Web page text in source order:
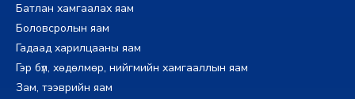
Батлан хамгаалах яам
Боловсролын яам
Гадаад харилцааны яам
Гэр бүл, хөдөлмөр, нийгмийн хамгааллын яам
Зам, тээврийн яам